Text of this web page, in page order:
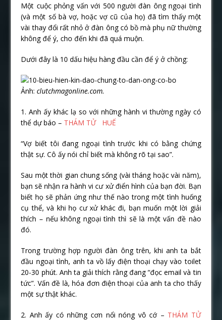
Một cuộc phỏng vấn với 500 người đàn ông ngoại tình
(và một số bà vợ, hoặc vợ cũ của họ) đã tìm thấy một
vài thay đổi rất nhỏ ở đàn ông có bồ mà phụ nữ thường
không để ý, cho đến khi đã quá muộn.
Dưới đây là 10 dấu hiệu hàng đầu cần để ý ở chồng:
Ảnh:clutchmagonline.com.
1. Anh ấy khác lạ so với những hành vi thường ngày có
thể dự báo – THÁM TỬ HUẾ
“Vợ biết tôi đang ngoại tình trước khi có bằng chứng
thật sự. Cô ấy nói chỉ biết mà không rõ tại sao”.
Sau một thời gian chung sống (vài tháng hoặc vài năm),
bạn sẽ nhận ra hành vi cư xử điển hình của bạn đời. Bạn
biết họ sẽ phản ứng như thế nào trong một tình huống
cụ thể, và khi họ cư xử khác đi, bạn muốn một lời giải
thích – nếu không ngoại tình thì sẽ là một vấn đề nào
đó.
Trong trường hợp người đàn ông trên, khi anh ta bắt
đầu ngoại tình, anh ta vồ lấy điện thoại chạy vào toilet
20-30 phút. Anh ta giải thích rằng đang “đọc email và tin
tức”. Vấn đề là, hóa đơn điện thoại của anh ta cho thấy
một sự thật khác.
2. Anh ấy có những cơn nổi nóng vô cớ – THÁM TỬ